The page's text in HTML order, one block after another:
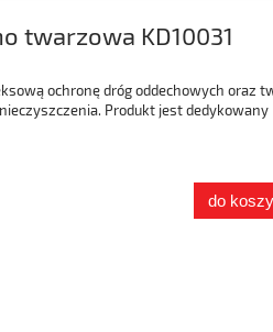
twarzowa KD10031
ochronę dróg oddechowych oraz
Produkt jest dedykowany
do